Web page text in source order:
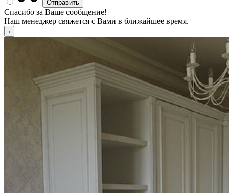
Спасибо за Ваше сообщение!
Наш менеджер свяжется с Вами в ближайшее время.